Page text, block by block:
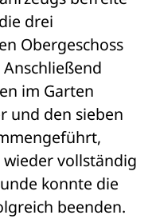
drei
Obergeschoss
im Garten
und den sieben
vollständig
konnte die
beenden.